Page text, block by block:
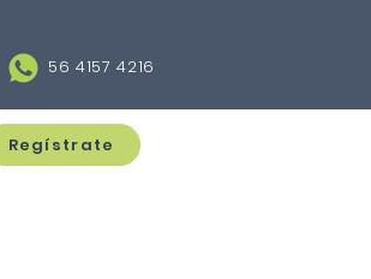
56 4157 4216
Regístrate